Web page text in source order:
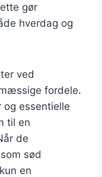
gør
hverdag og
ved
fordele.
og essentielle
til en
de
sød
en